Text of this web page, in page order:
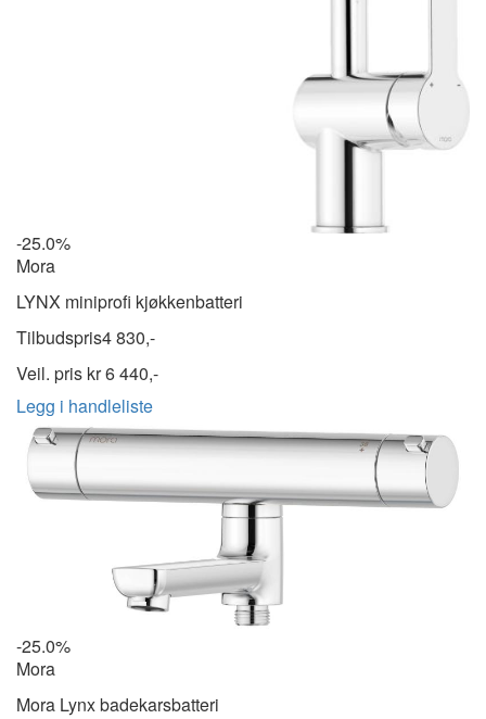
-25.0%
Mora
LYNX miniprofi kjøkkenbatteri
Tilbudspris4 830,-
Veil. pris kr6 440,-
Legg i handleliste
-25.0%
Mora
Mora Lynx badekarsbatteri